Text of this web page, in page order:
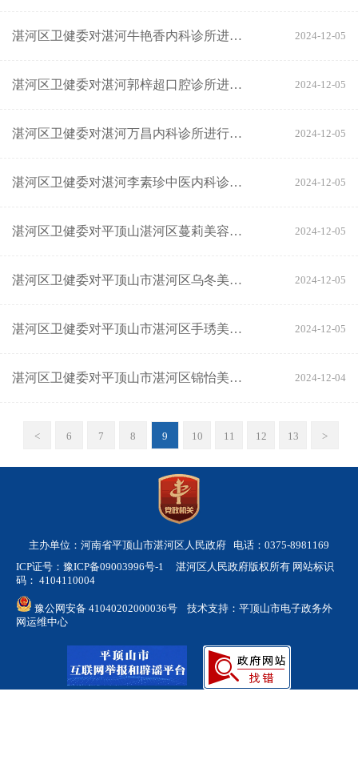
湛河区卫健委对湛河牛艳香内科诊所进行行政检查 2024-12-05
湛河区卫健委对湛河郭梓超口腔诊所进行行政检查 2024-12-05
湛河区卫健委对湛河万昌内科诊所进行行政检查 2024-12-05
湛河区卫健委对湛河李素珍中医内科诊所进行行政检查 2024-12-05
湛河区卫健委对平顶山湛河区蔓莉美容店行政检查 2024-12-05
湛河区卫健委对平顶山市湛河区乌冬美发店行政检查 2024-12-05
湛河区卫健委对平顶山市湛河区手琇美发店行政检查 2024-12-05
湛河区卫健委对平顶山市湛河区锦怡美容店行政检查 2024-12-04
< 6 7 8 9 10 11 12 13 >
主办单位：河南省平顶山市湛河区人民政府 电话：0375-8981169
ICP证号：豫ICP备09003996号-1 湛河区人民政府版权所有 网站标识
码： 4104110004
豫公网安备 41040202000036号
技术支持：平顶山市电子政务外
网运维中心